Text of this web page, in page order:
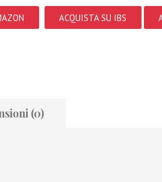
ACQUISTA SU IBS
(0)